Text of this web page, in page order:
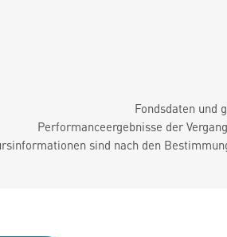
Fondsdaten und
Performanceergebnisse der
sind nach den